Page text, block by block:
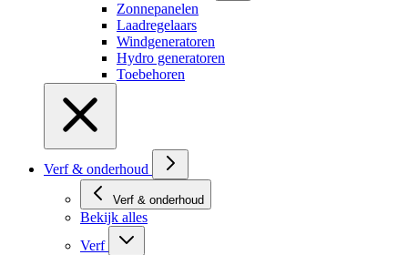
Zonnepanelen
Laadregelaars
Windgeneratoren
Hydro generatoren
Toebehoren
Verf & onderhoud
Verf & onderhoud
Bekijk alles
Verf